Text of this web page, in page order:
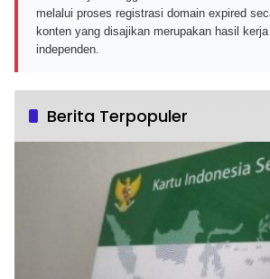
melalui proses registrasi domain expired
konten yang disajikan merupakan hasil
independen.
Berita Terpopuler